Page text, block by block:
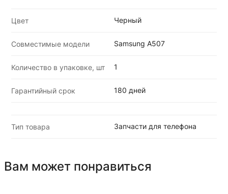
Цвет Черный
Совместимые модели Samsung A507
Количество в упаковке, шт 1
Гарантийный срок 180 дней
Тип товара Запчасти для телефона
Вам может понравиться